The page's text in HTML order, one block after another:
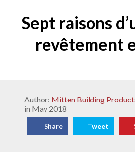
Sept raisons
revêtement
Author: Mitten Building
in May 2018
Share Tweet